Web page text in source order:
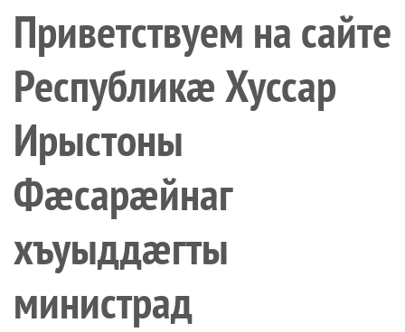
Приветствуем на сайте
Республикæ Хуссар
Ирыстоны
Фæсарæйнаг
хъуыддæгты
министрад